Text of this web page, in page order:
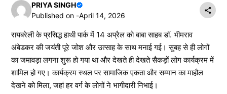
PRIYA SINGH
Published on -April 14, 2026
रायबरेली के प्रसिद्ध हाथी पार्क में 14 अप्रैल को बाबा साहब डॉ. भीमराव
अंबेडकर की जयंती पूरे जोश और उत्साह के साथ मनाई गई। सुबह से ही लोगों
का जमावड़ा लगना शुरू हो गया था और देखते ही देखते सैकड़ों लोग कार्यक्रम में
शामिल हो गए। कार्यक्रम स्थल पर सामाजिक एकता और सम्मान का माहौल
देखने को मिला, जहां हर वर्ग के लोगों ने भागीदारी निभाई।